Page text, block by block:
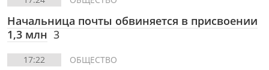
Начальница почты обвиняется в присвоении
1,3 млн 3
17:22 ОБЩЕСТВО